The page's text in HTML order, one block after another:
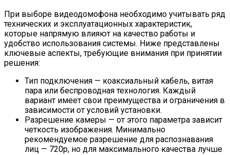
При выборе видеодомофона необходимо учитывать ряд
технических и эксплуатационных характеристик,
которые напрямую влияют на качество работы и
удобство использования системы. Ниже представлены
ключевые аспекты, требующие внимания при принятии
решения:
Тип подключения — коаксиальный кабель, витая
пара или беспроводная технология. Каждый
вариант имеет свои преимущества и ограничения в
зависимости от условий установки.
Разрешение камеры — от этого параметра зависит
четкость изображения. Минимально
рекомендуемое разрешение для распознавания
лиц — 720p, но для максимального качества лучше